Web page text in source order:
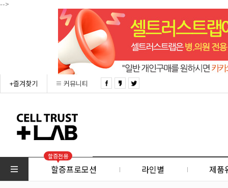
-->
+즐겨찾기 커뮤니티
할증전용
할증프로모션 라인별 제품